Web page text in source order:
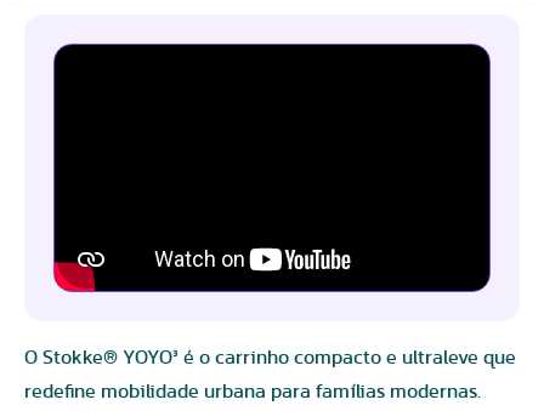
O Stokke® YOYO³ é o carrinho compacto e ultraleve que
redefine mobilidade urbana para famílias modernas.